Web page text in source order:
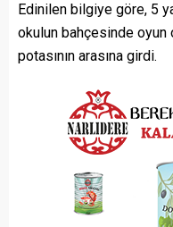
Edinilen bilgiye göre, 5
okulun bahçesinde oyun
potasının arasına girdi.